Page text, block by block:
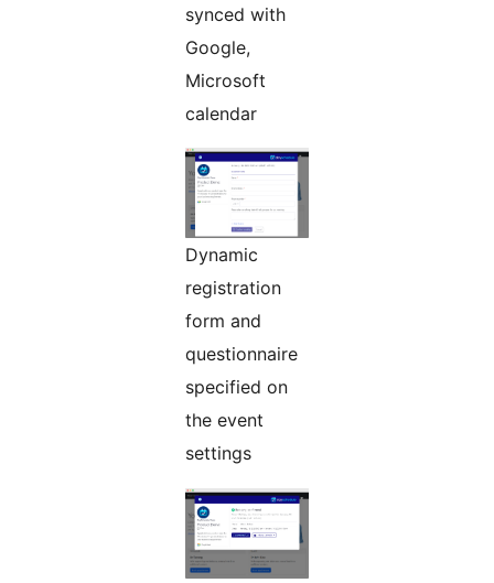
synced with
Google,
Microsoft
calendar
Dynamic
registration
form and
questionnaire
specified on
the event
settings